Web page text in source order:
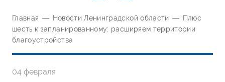
Главная — Новости Ленинградской области — Плюс
шесть к запланированному: расширяем территории
благоустройства
04 февраля